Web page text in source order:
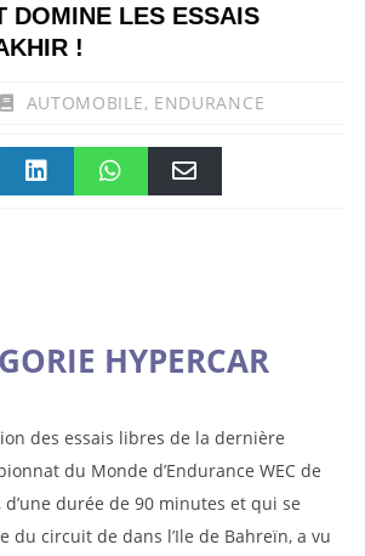
DOMINE LES ESSAIS
!
AUTOMOBILE, ENDURANCE
HYPERCAR
des essais libres de la dernière
du Monde d’Endurance WEC de
d’une durée de 90 minutes et qui se
du circuit de dans l’Ile de Bahreïn, a vu